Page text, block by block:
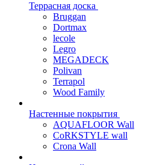
Террасная доска
Bruggan
Dortmax
lecole
Legro
MEGADECK
Polivan
Terrapol
Wood Family
Настенные покрытия
AQUAFLOOR Wall
CoRKSTYLE wall
Crona Wall